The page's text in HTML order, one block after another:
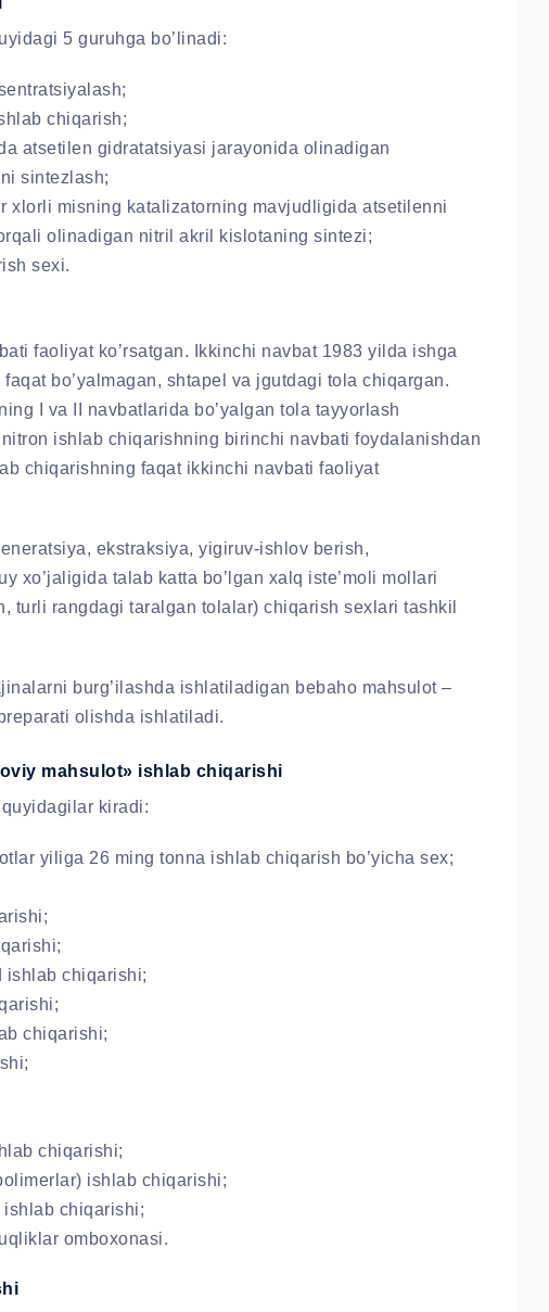
5 guruhga bo’linadi:
chiqarish;
atsetilen gidratatsiyasi jarayonida olinadigan
sintezlash;
xlorli misning katalizatorning mavjudligida atsetilenni
olinadigan nitril akril kislotaning sintezi;
sexi.
faoliyat ko’rsatgan. Ikkinchi navbat 1983 yilda ishga
bo’yalmagan, shtapel va jgutdagi tola chiqargan.
I va II navbatlarida bo’yalgan tola tayyorlash
ishlab chiqarishning birinchi navbati foydalanishdan
chiqarishning faqat ikkinchi navbati faoliyat
ekstraksiya, yigiruv-ishlov berish,
xo’jaligida talab katta bo’lgan xalq iste’moli mollari
turli rangdagi taralgan tolalar) chiqarish sexlari tashkil
burg’ilashda ishlatiladigan bebaho mahsulot –
olishda ishlatiladi.
mahsulot» ishlab chiqarishi
kiradi:
yiliga 26 ming tonna ishlab chiqarish bo’yicha sex;
ishlab chiqarishi;
chiqarishi;
chiqarishi;
ishlab chiqarishi;
chiqarishi;
omboxonasi.